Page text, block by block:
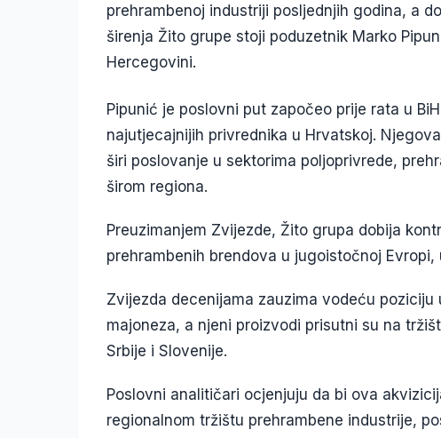
prehrambenoj industriji posljednjih godina, a
širenja Žito grupe stoji poduzetnik Marko
Hercegovini.
Pipunić je poslovni put započeo prije rata u
najutjecajnijih privrednika u Hrvatskoj.
širi poslovanje u sektorima poljoprivrede,
širom regiona.
Preuzimanjem Zvijezde, Žito grupa dobija
prehrambenih brendova u jugoistočnoj
Zvijezda decenijama zauzima vodeću
majoneza, a njeni proizvodi prisutni su na
Srbije i Slovenije.
Poslovni analitičari ocjenjuju da bi ova
regionalnom tržištu prehrambene industrije,